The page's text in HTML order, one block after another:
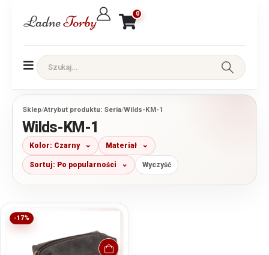
0
Sklep/Atrybut produktu: Seria/Wilds-KM-1
Wilds-KM-1
Kolor: Czarny Materiał
Sortuj: Po popularności Wyczyść
-17%